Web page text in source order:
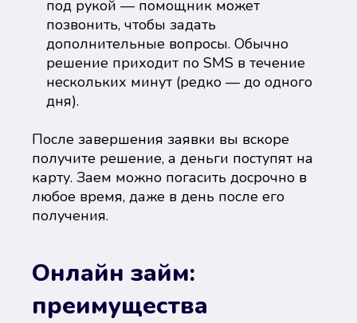
под рукой — помощник может
позвонить, чтобы задать
дополнительные вопросы. Обычно
решение приходит по SMS в течение
нескольких минут (редко — до одного
дня).
После завершения заявки вы вскоре
получите решение, а деньги поступят на
карту. Заем можно погасить досрочно в
любое время, даже в день после его
получения.
Онлайн займ:
преимущества